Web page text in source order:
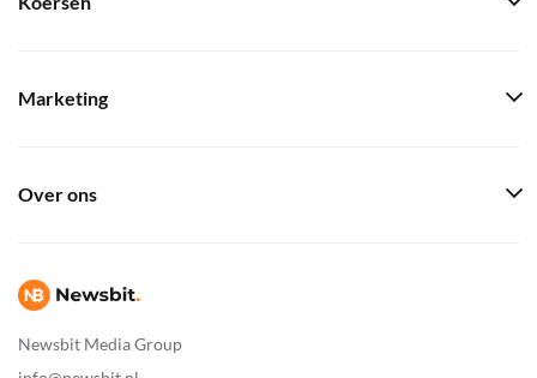
Newsbit Media Group
Marketing
Over ons